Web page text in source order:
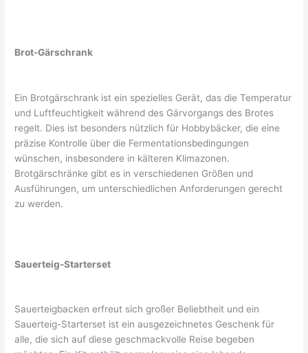
Brot-Gärschrank
Ein Brotgärschrank ist ein spezielles Gerät, das die Temperatur
und Luftfeuchtigkeit während des Gärvorgangs des Brotes
regelt. Dies ist besonders nützlich für Hobbybäcker, die eine
präzise Kontrolle über die Fermentationsbedingungen
wünschen, insbesondere in kälteren Klimazonen.
Brotgärschränke gibt es in verschiedenen Größen und
Ausführungen, um unterschiedlichen Anforderungen gerecht
zu werden.
Sauerteig-Starterset
Sauerteigbacken erfreut sich großer Beliebtheit und ein
Sauerteig-Starterset ist ein ausgezeichnetes Geschenk für
alle, die sich auf diese geschmackvolle Reise begeben